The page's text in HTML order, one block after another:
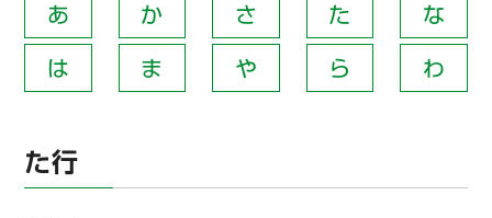
あ か さ た な
は ま や ら わ
た行